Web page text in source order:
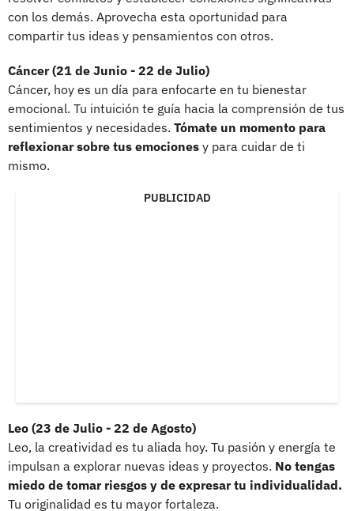
con los demás. Aprovecha esta oportunidad para
compartir tus ideas y pensamientos con otros.
Cáncer (21 de Junio - 22 de Julio)
Cáncer, hoy es un día para enfocarte en tu bienestar
emocional. Tu intuición te guía hacia la comprensión de tus
sentimientos y necesidades. Tómate un momento para
reflexionar sobre tus emociones y para cuidar de ti
mismo.
PUBLICIDAD
Leo (23 de Julio - 22 de Agosto)
Leo, la creatividad es tu aliada hoy. Tu pasión y energía te
impulsan a explorar nuevas ideas y proyectos. No tengas
miedo de tomar riesgos y de expresar tu individualidad.
Tu originalidad es tu mayor fortaleza.